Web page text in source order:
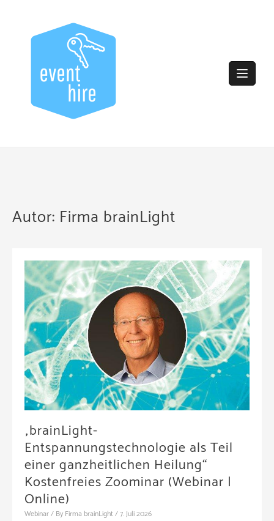
Autor: Firma brainLight
„brainLight-
Entspannungstechnologie als Teil
einer ganzheitlichen Heilung“
Kostenfreies Zoominar (Webinar |
Online)
Webinar/ By Firma brainLight/7. Juli 2026